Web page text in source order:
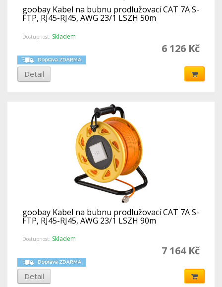
goobay Kabel na bubnu prodlužovací CAT 7A S-
FTP, RJ45-RJ45, AWG 23/1 LSZH 50m
Dostupnost: Skladem
6 126 Kč
Detail
goobay Kabel na bubnu prodlužovací CAT 7A S-
FTP, RJ45-RJ45, AWG 23/1 LSZH 90m
Dostupnost: Skladem
7 164 Kč
Detail